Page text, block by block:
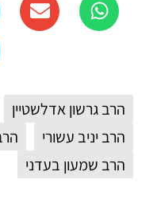
הרב גרשון אדלשטיין
הרב יניב עשורי
הרב שמעון בעדני